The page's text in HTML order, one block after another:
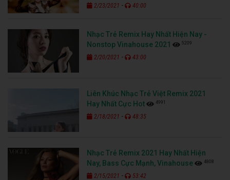
2/23/2021 - 40:00
Nhạc Trẻ Remix Hay Nhất Hiện Nay -
Nonstop Vinahouse 2021
5209
2/20/2021 - 43:00
Liên Khúc Nhạc Trẻ Việt Remix 2021
Hay Nhất Cực Hot
4991
2/18/2021 - 48:35
Nhạc Trẻ Remix 2021 Hay Nhất Hiện
Nay, Bass Cực Mạnh, Vinahouse
4808
2/15/2021 - 53:42